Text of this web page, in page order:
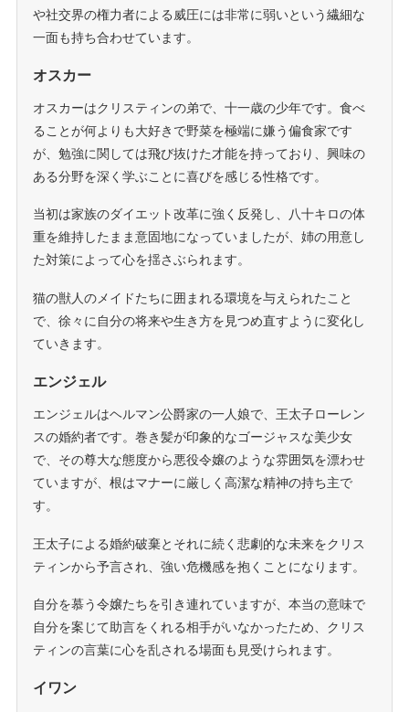
や社交界の権力者による威圧には非常に弱いという繊細な
一面も持ち合わせています。
オスカー
オスカーはクリスティンの弟で、十一歳の少年です。食べ
ることが何よりも大好きで野菜を極端に嫌う偏食家です
が、勉強に関しては飛び抜けた才能を持っており、興味の
ある分野を深く学ぶことに喜びを感じる性格です。
当初は家族のダイエット改革に強く反発し、八十キロの体
重を維持したまま意固地になっていましたが、姉の用意し
た対策によって心を揺さぶられます。
猫の獣人のメイドたちに囲まれる環境を与えられたこと
で、徐々に自分の将来や生き方を見つめ直すように変化し
ていきます。
エンジェル
エンジェルはヘルマン公爵家の一人娘で、王太子ローレン
スの婚約者です。巻き髪が印象的なゴージャスな美少女
で、その尊大な態度から悪役令嬢のような雰囲気を漂わせ
ていますが、根はマナーに厳しく高潔な精神の持ち主で
す。
王太子による婚約破棄とそれに続く悲劇的な未来をクリス
ティンから予言され、強い危機感を抱くことになります。
自分を慕う令嬢たちを引き連れていますが、本当の意味で
自分を案じて助言をくれる相手がいなかったため、クリス
ティンの言葉に心を乱される場面も見受けられます。
イワン